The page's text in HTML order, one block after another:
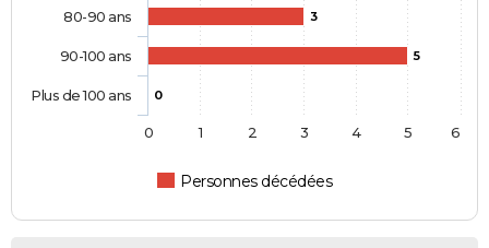
3
5
0
Personnes décédées
80-90 ans
90-100 ans
Plus de 100 ans
0 1 2 3 4 5 6